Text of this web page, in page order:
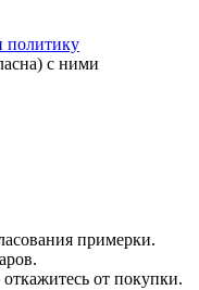
политику
с ними
примерки.
от покупки.